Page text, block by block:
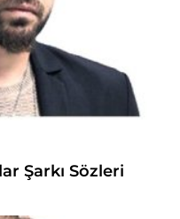
Şarkı Sözleri